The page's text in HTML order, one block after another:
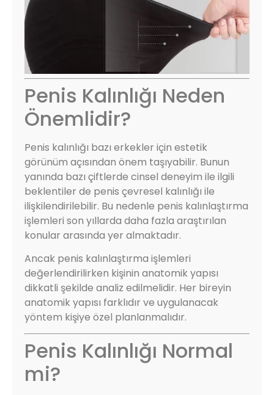
Penis Kalınlığı Neden
Önemlidir?
Penis kalınlığı bazı erkekler için estetik
görünüm açısından önem taşıyabilir. Bunun
yanında bazı çiftlerde cinsel deneyim ile ilgili
beklentiler de penis çevresel kalınlığı ile
ilişkilendirilebilir. Bu nedenle penis kalınlaştırma
işlemleri son yıllarda daha fazla araştırılan
konular arasında yer almaktadır.
Ancak penis kalınlaştırma işlemleri
değerlendirilirken kişinin anatomik yapısı
dikkatli şekilde analiz edilmelidir. Her bireyin
anatomik yapısı farklıdır ve uygulanacak
yöntem kişiye özel planlanmalıdır.
Penis Kalınlığı Normal
mi?